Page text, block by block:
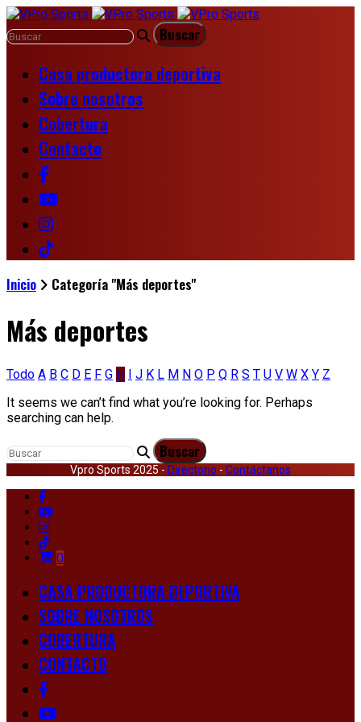
Casa productora deportiva
Sobre nosotros
Cobertura
Contacto
Inicio Categoría "Más deportes"
Más deportes
Todo A B C D E F G H I J K L M N O P Q R S T U V W X Y Z
It seems we can’t find what you’re looking for. Perhaps
searching can help.
Vpro Sports 2025 - Directorio - Contáctanos
0
CASA PRODUCTORA DEPORTIVA
SOBRE NOSOTROS
COBERTURA
CONTACTO